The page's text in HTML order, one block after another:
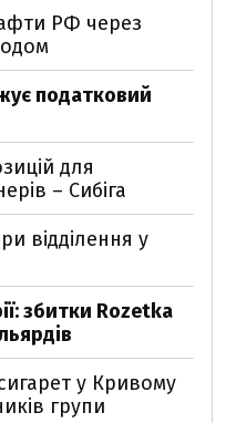
РФ через
податковий
для
– Сибіга
відділення у
збитки Rozetka
у Кривому
групи